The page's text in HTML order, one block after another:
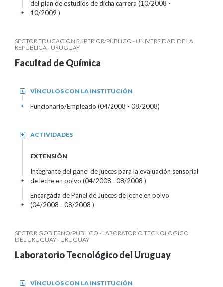
del plan de estudios de dicha carrera (10/2008 -
10/2009 )
+
SECTOR EDUCACIÓN SUPERIOR/PÚBLICO - UNIVERSIDAD DE LA
REPÚBLICA - URUGUAY
Facultad de Química
VÍNCULOS CON LA INSTITUCIÓN
+
Funcionario/Empleado (04/2008 - 08/2008)
+
ACTIVIDADES
+
EXTENSIÓN
Integrante del panel de jueces para la evaluación sensorial
de leche en polvo (04/2008 - 08/2008 )
+
Encargada de Panel de Jueces de leche en polvo
(04/2008 - 08/2008 )
+
SECTOR GOBIERNO/PÚBLICO - LABORATORIO TECNOLÓGICO
DEL URUGUAY - URUGUAY
Laboratorio Tecnológico del Uruguay
VÍNCULOS CON LA INSTITUCIÓN
+